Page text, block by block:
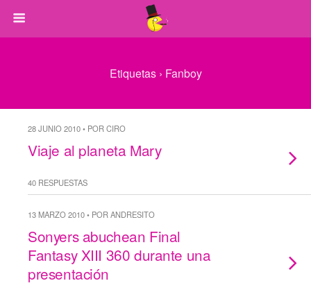
Etiquetas › Fanboy
28 JUNIO 2010 • POR CIRO
Viaje al planeta Mary
40 RESPUESTAS
13 MARZO 2010 • POR ANDRESITO
Sonyers abuchean Final
Fantasy XIII 360 durante una
presentación